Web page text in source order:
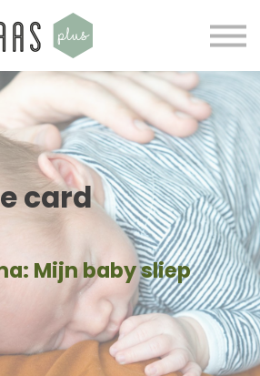
downloads
Over ons
Inloggen
card
Mijn baby sliep